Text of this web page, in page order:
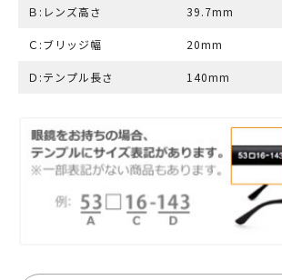
Ｂ:レンズ高さ 39.7mm
Ｃ:ブリッジ幅 20mm
Ｄ:テンプル長さ 140mm